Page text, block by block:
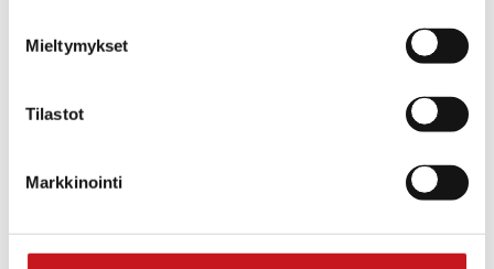
Mieltymykset
Tilastot
Markkinointi